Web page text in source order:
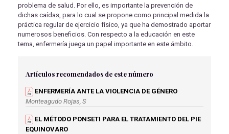
problema de salud. Por ello, es importante la prevención de
dichas caídas, para lo cual se propone como principal medida la
práctica regular de ejercicio físico, ya que ha demostrado aportar
numerosos beneficios. Con respecto a la educación en este
tema, enfermería juega un papel importante en este ámbito.
Artículos recomendados de este número
ENFERMERÍA ANTE LA VIOLENCIA DE GÉNERO
Monteagudo Rojas, S
EL MÉTODO PONSETI PARA EL TRATAMIENTO DEL PIE
EQUINOVARO